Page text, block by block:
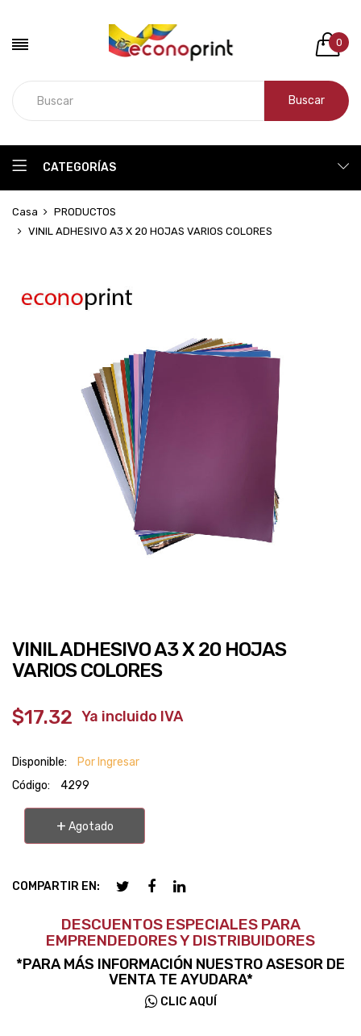
0
Buscar
CATEGORÍAS
Casa
PRODUCTOS
VINIL ADHESIVO A3 X 20 HOJAS VARIOS COLORES
VINIL ADHESIVO A3 X 20 HOJAS
VARIOS COLORES
$17.32 ‎ ‎ ‎ Ya incluido IVA
Disponible:
Por Ingresar
Código:
4299
+ Agotado
COMPARTIR EN:
DESCUENTOS ESPECIALES PARA
EMPRENDEDORES Y DISTRIBUIDORES
*PARA MÁS INFORMACIÓN NUESTRO ASESOR DE
VENTA TE AYUDARA*
CLIC AQUÍ